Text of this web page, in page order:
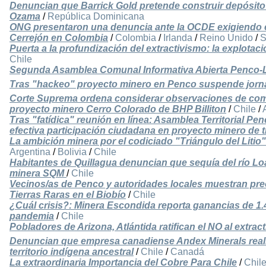
Denuncian que Barrick Gold pretende construir
Ozama / República Dominicana
ONG presentaron una denuncia ante la OCDE
Cerrejón en Colombia / Colombia / Irlanda / Reino Unido /
Puerta a la profundización del extractivismo: la
Chile
Segunda Asamblea Comunal Informativa Abierta Penco-
Tras "hackeo" proyecto minero en Penco suspende
Corte Suprema ordena considerar observaciones de
proyecto minero Cerro Colorado de BHP Billiton / Chile /
Tras "fatídica" reunión en línea: Asamblea Territorial
efectiva participación ciudadana en proyecto minero de
La ambición minera por el codiciado "Triángulo del
Argentina / Bolivia / Chile
Habitantes de Quillagua denuncian que sequía del río
minera SQM/ Chile
Vecinos/as de Penco y autoridades locales muestran
Tierras Raras en el Biobío / Chile
¿Cuál crisis?: Minera Escondida reporta ganancias de
pandemia / Chile
Pobladores de Arizona, Atlántida ratifican el NO al
Denuncian que empresa canadiense Andex Minerals
territorio indígena ancestral/ Chile / Canadá
La extraordinaria Importancia del Cobre Para Chile / Chile